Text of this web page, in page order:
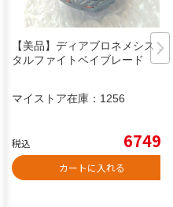
【美品】ディアブロネメシス メ
タルファイトベイブレード
マイストア在庫： 1256
税込 6749
カートに入れる